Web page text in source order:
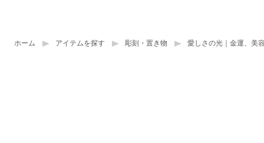
ホーム アイテムを探す 彫刻・置き物 愛しさの光｜金運、美